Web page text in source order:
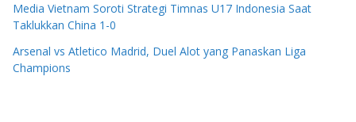
Media Vietnam Soroti Strategi Timnas U17 Indonesia Saat
Taklukkan China 1-0
Arsenal vs Atletico Madrid, Duel Alot yang Panaskan Liga
Champions